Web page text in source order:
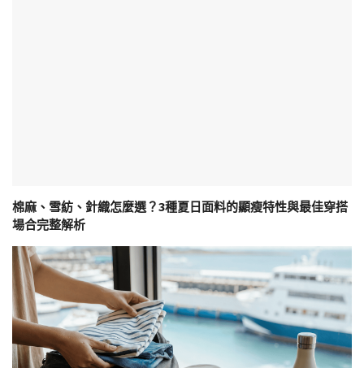
棉麻、雪紡、針織怎麼選？3種夏日面料的顯瘦特性與最佳穿搭
場合完整解析